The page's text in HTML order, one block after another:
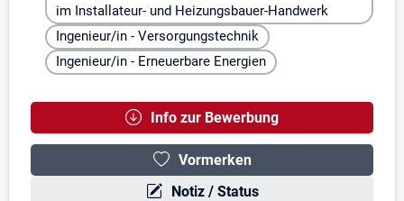
im Installateur- und Heizungsbauer-Handwerk
Ingenieur/in - Versorgungstechnik
Ingenieur/in - Erneuerbare Energien
Info zur Bewerbung
Vormerken
Notiz / Status